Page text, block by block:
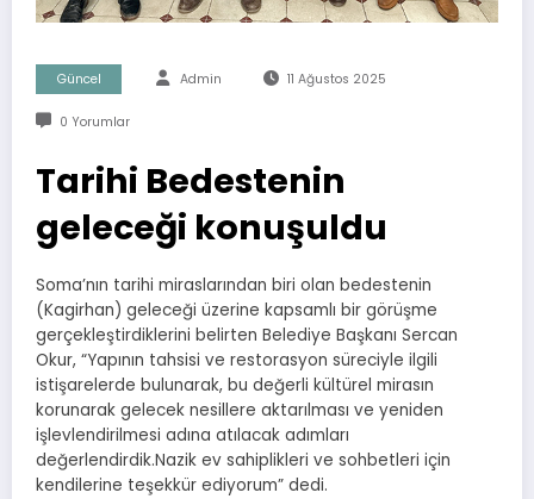
Güncel Admin 11 Ağustos 2025
0 Yorumlar
Tarihi Bedestenin
geleceği konuşuldu
Soma’nın tarihi miraslarından biri olan bedestenin
(Kagirhan) geleceği üzerine kapsamlı bir görüşme
gerçekleştirdiklerini belirten Belediye Başkanı Sercan
Okur, “Yapının tahsisi ve restorasyon süreciyle ilgili
istişarelerde bulunarak, bu değerli kültürel mirasın
korunarak gelecek nesillere aktarılması ve yeniden
işlevlendirilmesi adına atılacak adımları
değerlendirdik.Nazik ev sahiplikleri ve sohbetleri için
kendilerine teşekkür ediyorum” dedi.